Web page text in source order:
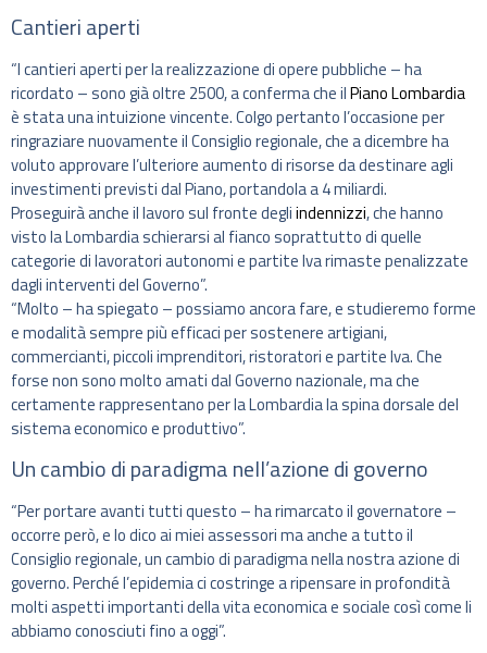
Cantieri aperti
“I cantieri aperti per la realizzazione di opere pubbliche – ha
ricordato – sono già oltre 2500, a conferma che ilPiano Lombardia
è stata una intuizione vincente. Colgo pertanto l’occasione per
ringraziare nuovamente il Consiglio regionale, che a dicembre ha
voluto approvare l’ulteriore aumento di risorse da destinare agli
investimenti previsti dal Piano, portandola a 4 miliardi.
Proseguirà anche il lavoro sul fronte degliindennizzi, che hanno
visto la Lombardia schierarsi al fianco soprattutto di quelle
categorie di lavoratori autonomi e partite Iva rimaste penalizzate
dagli interventi del Governo”.
“Molto – ha spiegato – possiamo ancora fare, e studieremo forme
e modalità sempre più efficaci per sostenere artigiani,
commercianti, piccoli imprenditori, ristoratori e partite Iva. Che
forse non sono molto amati dal Governo nazionale, ma che
certamente rappresentano per la Lombardia la spina dorsale del
sistema economico e produttivo”.
Un cambio di paradigma nell’azione di governo
“Per portare avanti tutti questo – ha rimarcato il governatore –
occorre però, e lo dico ai miei assessori ma anche a tutto il
Consiglio regionale, un cambio di paradigma nella nostra azione di
governo. Perché l’epidemia ci costringe a ripensare in profondità
molti aspetti importanti della vita economica e sociale così come li
abbiamo conosciuti fino a oggi”.